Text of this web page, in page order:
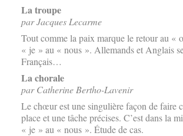
La troupe
par Jacques Lecarme
Tout comme la paix marque le retour au «
« je » au « nous ». Allemands et Anglais
Français…
La chorale
par Catherine Bertho-Lavenir
Le chœur est une singulière façon de faire
place et une tâche précises. C’est dans la
« je » au « nous ». Étude de cas.